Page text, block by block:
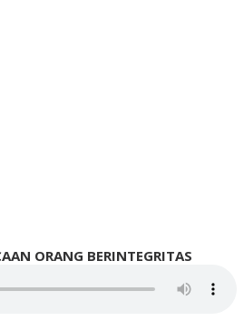
ORANG BERINTEGRITAS